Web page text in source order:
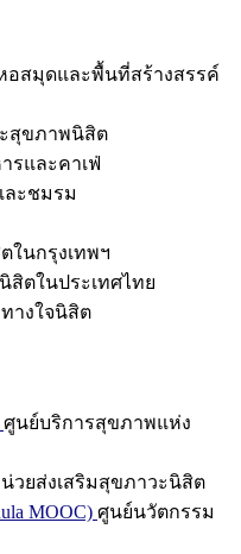
อสมุดและพื้นที่สร้างสรรค์
สุขภาพนิสิต
รและคาเฟ่
ละชมรม
ในกรุงเทพฯ
สิตในประเทศไทย
างใจนิสิต
ศูนย์บริการสุขภาพแห่ง
วยส่งเสริมสุขภาวะนิสิต
MOOC) ศูนย์นวัตกรรม